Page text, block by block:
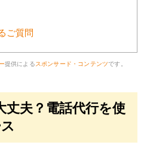
ご質問
提供によるスポンサード・コンテンツです。
丈夫？電話代行を使